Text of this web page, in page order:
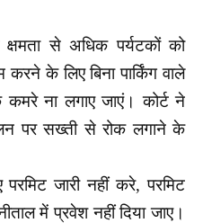
से अधिक पर्यटकों को
के लिए बिना पार्किंग वाले
ना लगाए जाएं। कोर्ट ने
पर सख्ती से रोक लगाने के
जारी नहीं करे, परमिट
में प्रवेश नहीं दिया जाए।